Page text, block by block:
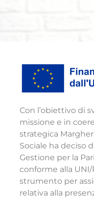
Con l’obiettivo di
missione e in
strategica
Sociale ha deciso
Gestione per la
conforme alla UNI/
strumento per
relativa alla